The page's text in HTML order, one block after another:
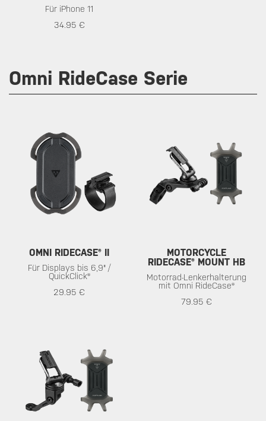
Für iPhone 11
34.95 €
Omni RideCase Serie
OMNI RIDECASE® II
Für Displays bis 6,9" /
QuickClick®
29.95 €
MOTORCYCLE
RIDECASE® MOUNT HB
Motorrad-Lenkerhalterung
mit Omni RideCase®
79.95 €